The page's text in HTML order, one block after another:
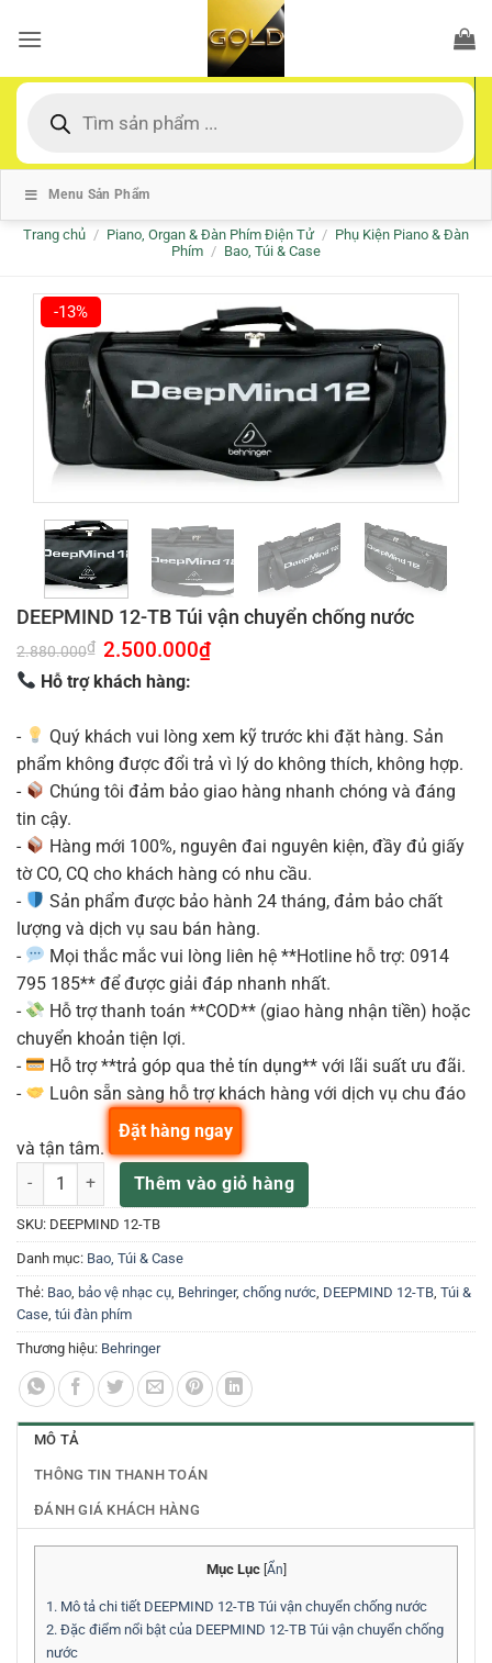
qua
dung
kiếm
Menu Sản Phẩm
Trang chủ / Piano, Organ & Đàn Phím Điện Tử / Phụ Kiện Piano & Đàn
Phím / Bao, Túi & Case
-13%
DEEPMIND 12-TB Túi vận chuyển chống nước
2.880.000₫ Giá
gốc
là:
2.880.000₫.
2.500.000₫Giá
Hỗ trợ khách hàng:
-
Quý khách vui lòng xem kỹ trước khi đặt hàng. Sản
phẩm không được đổi trả vì lý do không thích, không hợp.
-
Chúng tôi đảm bảo giao hàng nhanh chóng và đáng
tin cậy.
-
Hàng mới 100%, nguyên đai nguyên kiện, đầy đủ giấy
tờ CO, CQ cho khách hàng có nhu cầu.
-
Sản phẩm được bảo hành 24 tháng, đảm bảo chất
lượng và dịch vụ sau bán hàng.
-
Mọi thắc mắc vui lòng liên hệ **Hotline hỗ trợ: 0914
795 185** để được giải đáp nhanh nhất.
-
Hỗ trợ thanh toán **COD** (giao hàng nhận tiền) hoặc
chuyển khoản tiện lợi.
-
Hỗ trợ **trả góp qua thẻ tín dụng** với lãi suất ưu đãi.
-
Luôn sẵn sàng hỗ trợ khách hàng với dịch vụ chu đáo
và tận tâm.
DEEPMIND 12-TB Túi vận chuyển chống nước số lượng
Thêm vào giỏ hàng
Đặt hàng ngay
SKU: DEEPMIND 12-TB
Danh mục: Bao, Túi & Case
Thẻ: Bao bảo vệ nhạc cụ Behringer, chống nước DEEPMIND 12-TB Túi &
Case túi đàn phím
Thương hiệu: Behringer
MÔ TẢ
THÔNG TIN THANH TOÁN
ĐÁNH GIÁ KHÁCH HÀNG
Mục Lục Ẩn
1. Mô tả chi tiết DEEPMIND 12-TB Túi vận chuyển chống nước
2. Đặc điểm nổi bật của DEEPMIND 12-TB Túi vận chuyển chống
nước